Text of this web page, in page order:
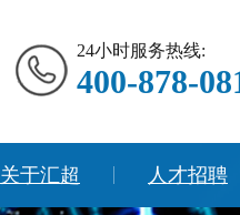
24小时服务热线:
400-878-
关于汇超 人才招聘